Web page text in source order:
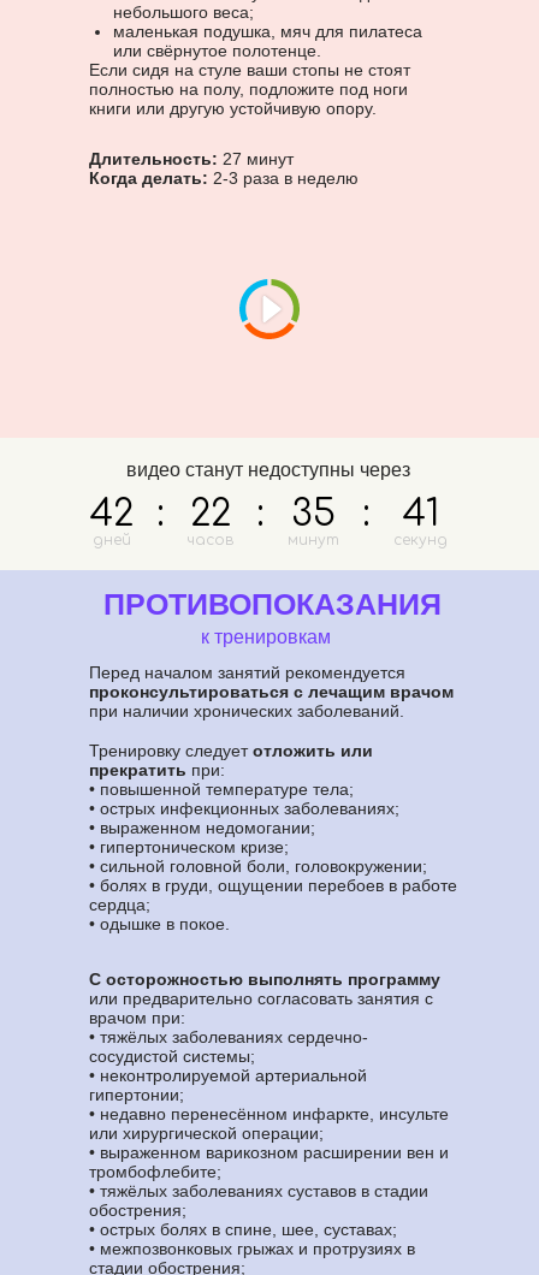
небольшого веса;
маленькая подушка, мяч для пилатеса
или свёрнутое полотенце.
Если сидя на стуле ваши стопы не стоят
полностью на полу, подложите под ноги
книги или другую устойчивую опору.
Длительность: 27 минут
Когда делать: 2-3 раза в неделю
42
дней
: 22
часов
: 35
минут
: 41
секунд
видео станут недоступны через
Перед началом занятий рекомендуется
проконсультироваться с лечащим врачом
при наличии хронических заболеваний.
Тренировку следуетотложить или
прекратить при:
• повышенной температуре тела;
• острых инфекционных заболеваниях;
• выраженном недомогании;
• гипертоническом кризе;
• сильной головной боли, головокружении;
• болях в груди, ощущении перебоев в работе
сердца;
• одышке в покое.
С осторожностью выполнять программу
или предварительно согласовать занятия с
врачом при:
• тяжёлых заболеваниях сердечно-
сосудистой системы;
• неконтролируемой артериальной
гипертонии;
• недавно перенесённом инфаркте, инсульте
или хирургической операции;
• выраженном варикозном расширении вен и
тромбофлебите;
• тяжёлых заболеваниях суставов в стадии
обострения;
• острых болях в спине, шее, суставах;
• межпозвонковых грыжах и протрузиях в
стадии обострения;
ПРОТИВОПОКАЗАНИЯ
к тренировкам